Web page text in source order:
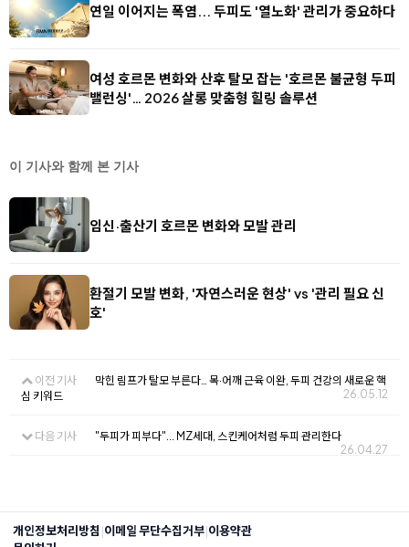
연일 이어지는 폭염... 두피도 '열노화' 관리가 중요하다
여성 호르몬 변화와 산후 탈모 잡는 '호르몬 불균형 두피
밸런싱'… 2026 살롱 맞춤형 힐링 솔루션
이 기사와 함께 본 기사
임신·출산기 호르몬 변화와 모발 관리
환절기 모발 변화, '자연스러운 현상' vs '관리 필요 신
호'
이전 기사
막힌 림프가 탈모 부른다… 목·어깨 근육 이완, 두피 건강의 새로운 핵
심 키워드
26.05.12
다음 기사
"두피가 피부다"... MZ세대, 스킨케어처럼 두피 관리한다
26.04.27
개인정보처리방침 |이메일 무단수집거부|이용약관